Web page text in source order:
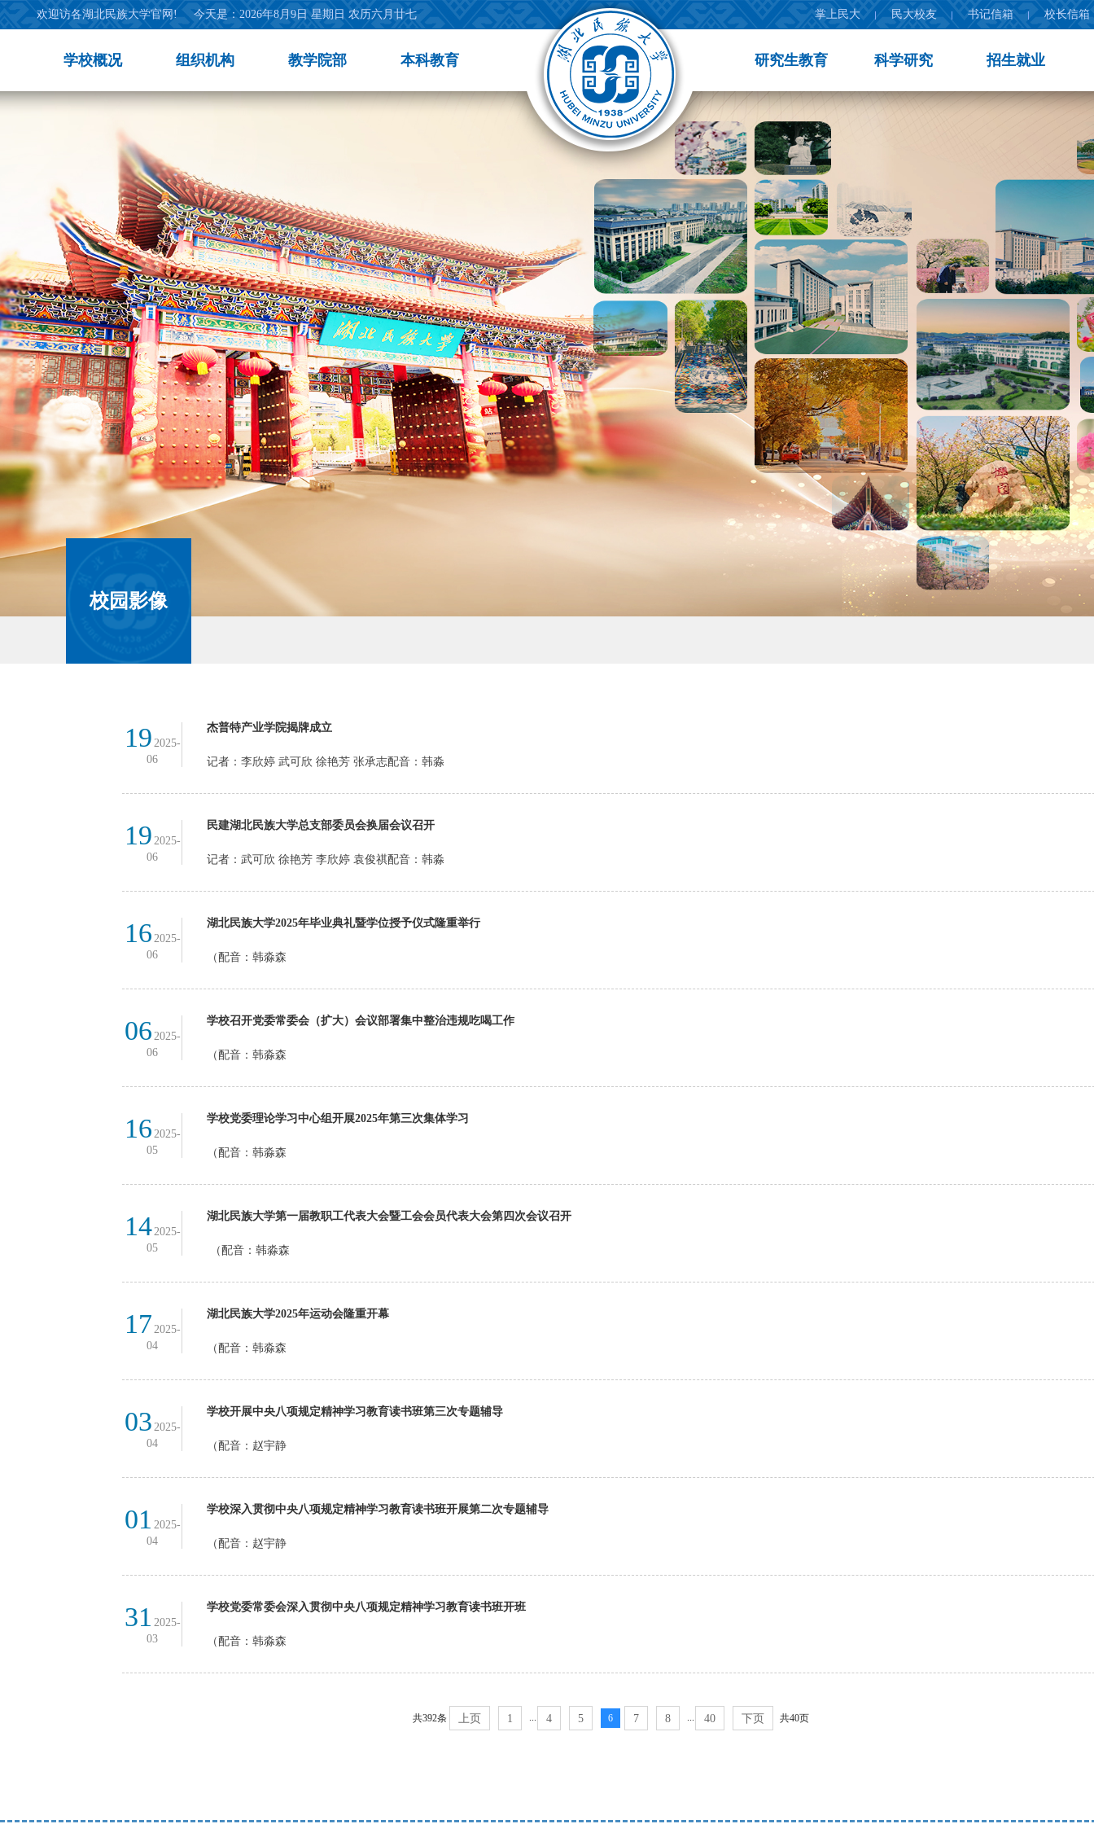
欢迎访各湖北民族大学官网! 今天是：2026年8月9日 星期日 农历六月廿七 掌上民大 民大校友 书记信箱 校长信箱
学校概况 组织机构 教学院部 本科教育 研究生教育 科学研究 招生就业
校园影像
19 2025-
06
杰普特产业学院揭牌成立
记者：李欣婷 武可欣 徐艳芳 张承志配音：韩淼
19 2025-
06
民建湖北民族大学总支部委员会换届会议召开
记者：武可欣 徐艳芳 李欣婷 袁俊祺配音：韩淼
16 2025-
06
湖北民族大学2025年毕业典礼暨学位授予仪式隆重举行
（配音：韩淼森
06 2025-
06
学校召开党委常委会（扩大）会议部署集中整治违规吃喝工作
（配音：韩淼森
16 2025-
05
学校党委理论学习中心组开展2025年第三次集体学习
（配音：韩淼森
142025-
05
湖北民族大学第一届教职工代表大会暨工会会员代表大会第四次会议召开
（配音：韩淼森
17 2025-
04
湖北民族大学2025年运动会隆重开幕
（配音：韩淼森
03 2025-
04
学校开展中央八项规定精神学习教育读书班第三次专题辅导
（配音：赵宇静
01 2025-
04
学校深入贯彻中央八项规定精神学习教育读书班开展第二次专题辅导
（配音：赵宇静
31 2025-
03
学校党委常委会深入贯彻中央八项规定精神学习教育读书班开班
（配音：韩淼森
共392条 上页 1 4 5 6 7 8 40 下页 共40页